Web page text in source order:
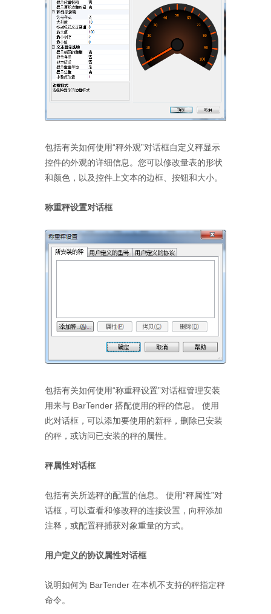
包括有关如何使用“秤外观”对话框自定义秤显示
控件的外观的详细信息。您可以修改量表的形状
和颜色，以及控件上文本的边框、按钮和大小。
称重秤设置对话框
包括有关如何使用“称重秤设置”对话框管理安装
用来与 BarTender 搭配使用的秤的信息。 使用
此对话框，可以添加要使用的新秤，删除已安装
的秤，或访问已安装的秤的属性。
秤属性对话框
包括有关所选秤的配置的信息。 使用“秤属性”对
话框，可以查看和修改秤的连接设置，向秤添加
注释，或配置秤捕获对象重量的方式。
用户定义的协议属性对话框
说明如何为 BarTender 在本机不支持的秤指定秤
命令。